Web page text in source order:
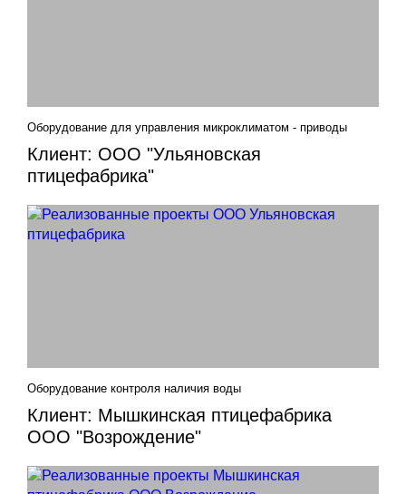
Клиент: ООО "Ульяновская
птицефабрика"
Оборудование для управления микроклиматом - приводы
Клиент: Мышкинская птицефабрика
ООО "Возрождение"
Оборудование контроля наличия воды